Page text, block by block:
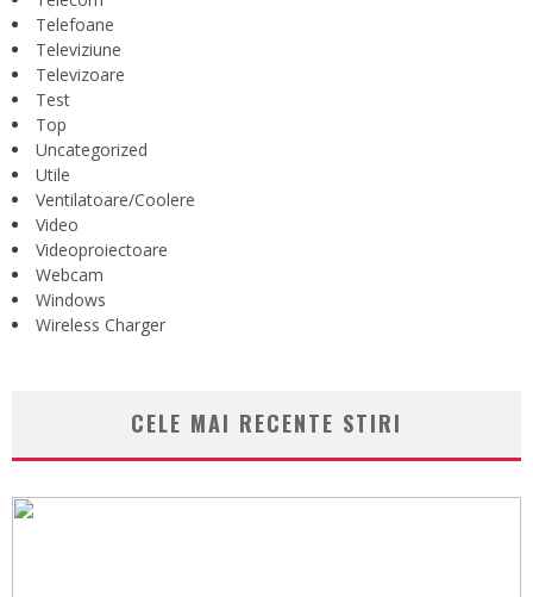
Telefoane
Televiziune
Televizoare
Test
Top
Uncategorized
Utile
Ventilatoare/Coolere
Video
Videoproiectoare
Webcam
Windows
Wireless Charger
CELE MAI RECENTE STIRI